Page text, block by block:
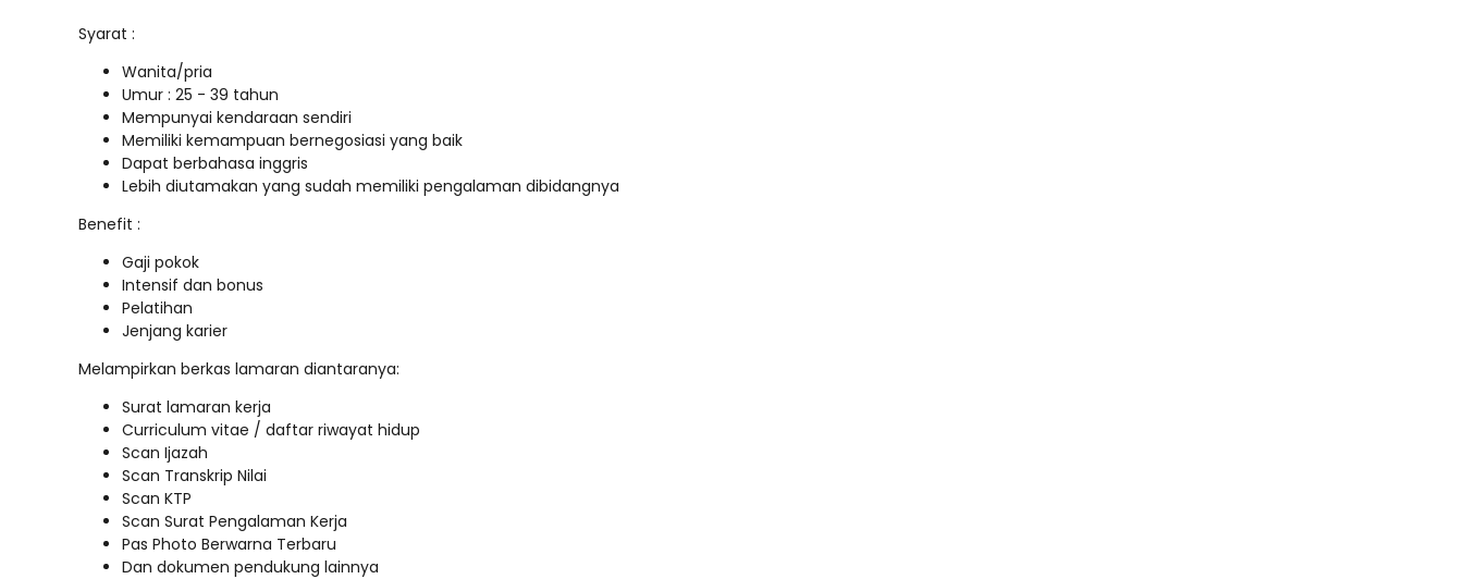
Syarat :
Wanita/pria
Umur : 25 - 39 tahun
Mempunyai kendaraan sendiri
Memiliki kemampuan bernegosiasi yang baik
Dapat berbahasa inggris
Lebih diutamakan yang sudah memiliki pengalaman dibidangnya
Benefit :
Gaji pokok
Intensif dan bonus
Pelatihan
Jenjang karier
Melampirkan berkas lamaran diantaranya:
Surat lamaran kerja
Curriculum vitae / daftar riwayat hidup
Scan Ijazah
Scan Transkrip Nilai
Scan KTP
Scan Surat Pengalaman Kerja
Pas Photo Berwarna Terbaru
Dan dokumen pendukung lainnya